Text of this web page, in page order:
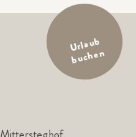
Url
a
u
b
b
uc
h
e
n